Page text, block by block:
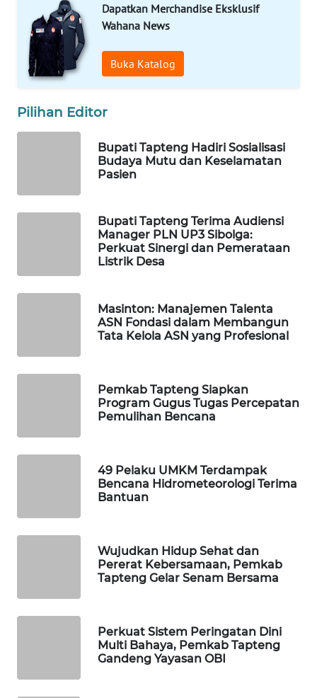
Dapatkan Merchandise Eksklusif
Wahana News
Buka Katalog
Pilihan Editor
Bupati Tapteng Hadiri Sosialisasi
Budaya Mutu dan Keselamatan
Pasien
Bupati Tapteng Terima Audiensi
Manager PLN UP3 Sibolga:
Perkuat Sinergi dan Pemerataan
Listrik Desa
Masinton: Manajemen Talenta
ASN Fondasi dalam Membangun
Tata Kelola ASN yang Profesional
Pemkab Tapteng Siapkan
Program Gugus Tugas Percepatan
Pemulihan Bencana
49 Pelaku UMKM Terdampak
Bencana Hidrometeorologi Terima
Bantuan
Wujudkan Hidup Sehat dan
Pererat Kebersamaan, Pemkab
Tapteng Gelar Senam Bersama
Perkuat Sistem Peringatan Dini
Multi Bahaya, Pemkab Tapteng
Gandeng Yayasan OBI
WAHANA
DESA
WISATA
WAHANA
LISTRIK
MAWAKA
ID
KONSUMEN